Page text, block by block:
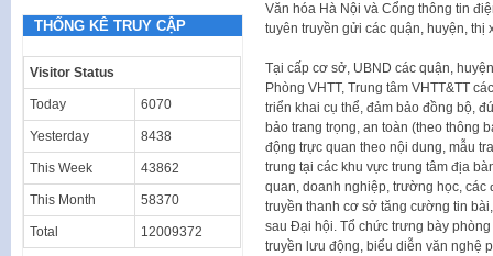
Văn hóa Hà Nội và Cổng thông tin
tuyên truyền gửi các quận, huyện,
Tại cấp cơ sở, UBND các quận,
Phòng VHTT, Trung tâm VHTT&TT
triển khai cụ thể, đảm bảo đồng bộ,
bảo trang trọng, an toàn (theo thông
động trực quan theo nội dung, mẫu
trung tại các khu vực trung tâm địa
quan, doanh nghiệp, trường học,
truyền thanh cơ sở tăng cường tin
sau Đại hội. Tổ chức trưng bày
truyền lưu động, biểu diễn văn nghệ
THỐNG KÊ TRUY CẬP
Visitor Status
Today 6070
Yesterday 8438
This Week 43862
This Month 58370
Total 12009372